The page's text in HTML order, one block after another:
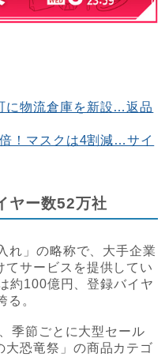
に物流倉庫を新設…返品
！マスクは4割減…サイ
ヤー数52万社
れ」の略称で、大手企業
サービスを提供してい
約100億円、登録バイヤ
る。
季節ごとに大型セール
大恐竜祭」の商品カテゴ